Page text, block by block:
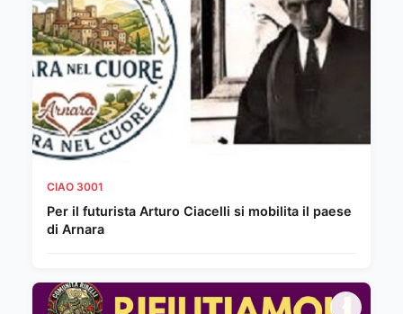
CIAO 3001
Per il futurista Arturo Ciacelli si mobilita il paese
di Arnara